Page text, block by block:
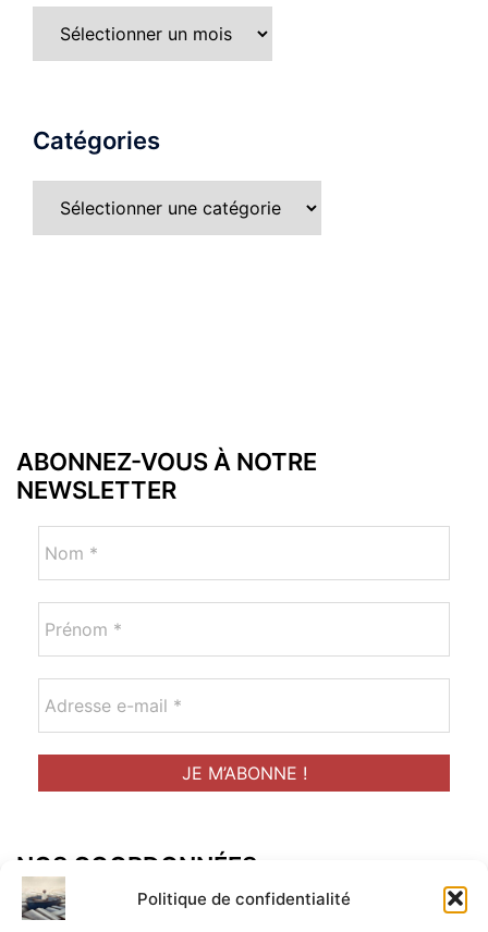
Politique de confidentialité
Catégories
ABONNEZ-VOUS À NOTRE
NEWSLETTER
NOS COORDONNÉES
Adresse postal :